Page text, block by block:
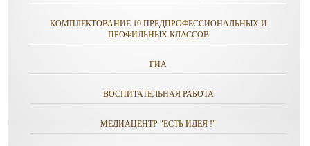
КОМПЛЕКТОВАНИЕ 10 ПРЕДПРОФЕССИОНАЛЬНЫХ И
ПРОФИЛЬНЫХ КЛАССОВ
ГИА
ВОСПИТАТЕЛЬНАЯ РАБОТА
МЕДИАЦЕНТР "ЕСТЬ ИДЕЯ !"